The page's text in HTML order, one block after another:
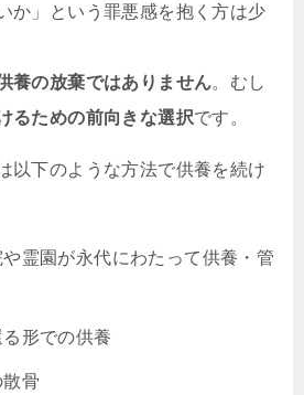
か」という罪悪感を抱く方は少
養の放棄ではありません。むし
るための前向きな選択です。
以下のような方法で供養を続け
や霊園が永代にわたって供養・管
る形での供養
散骨